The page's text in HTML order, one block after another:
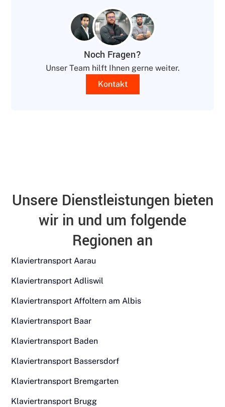
Noch Fragen?
Unser Team hilft Ihnen gerne weiter.
Kontakt
Unsere Dienstleistungen bieten
wir in und um folgende
Regionen an
Klaviertransport Aarau
Klaviertransport Adliswil
Klaviertransport Affoltern am Albis
Klaviertransport Baar
Klaviertransport Baden
Klaviertransport Bassersdorf
Klaviertransport Bremgarten
Klaviertransport Brugg